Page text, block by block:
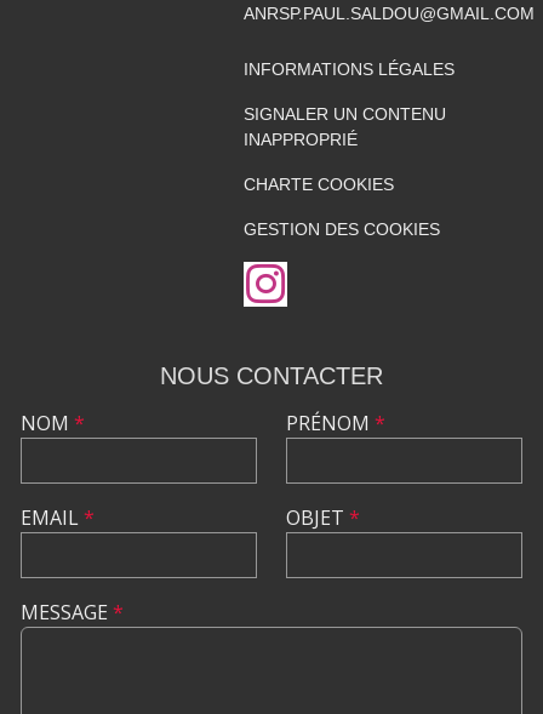
ANRSP.PAUL.SALDOU@GMAIL.COM
INFORMATIONS LÉGALES
SIGNALER UN CONTENU
INAPPROPRIÉ
CHARTE COOKIES
GESTION DES COOKIES
NOUS CONTACTER
NOM *
EMAIL*
PRÉNOM *
OBJET *
MESSAGE *